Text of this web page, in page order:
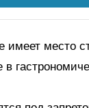
имеет место